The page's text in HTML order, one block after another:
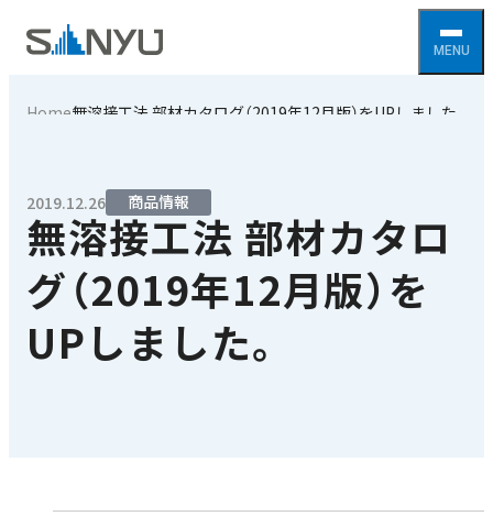
Home無溶接工法 部材カタログ（2019年12月版）をUPしました。
2019.12.26 商品情報
無溶接工法 部材カタロ
グ（2019年12月版）を
UPしました。